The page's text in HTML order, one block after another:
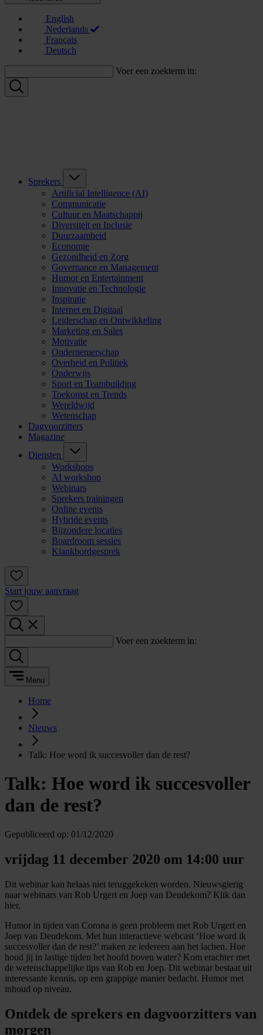
English
Nederlands
Français
Deutsch
Voer een zoekterm in:
Sprekers
Artificial Intelligence (AI)
Communicatie
Cultuur en Maatschappij
Diversiteit en Inclusie
Duurzaamheid
Economie
Gezondheid en Zorg
Governance en Management
Humor en Entertainment
Innovatie en Technologie
Inspiratie
Internet en Digitaal
Leiderschap en Ontwikkeling
Marketing en Sales
Motivatie
Ondernemerschap
Overheid en Politiek
Onderwijs
Sport en Teambuilding
Toekomst en Trends
Wereldwijd
Wetenschap
Dagvoorzitters
Magazine
Diensten
Workshops
AI workshop
Webinars
Sprekers trainingen
Online events
Hybride events
Bijzondere locaties
Boardroom sessies
Klankbordgesprek
Start jouw aanvraag
Voer een zoekterm in:
Menu
Home
Nieuws
Talk: Hoe word ik succesvoller dan de rest?
Talk: Hoe word ik succesvoller
dan de rest?
Gepubliceerd op: 01/12/2020
vrijdag 11 december 2020 om 14:00 uur
Dit webinar kan helaas niet teruggekeken worden. Nieuwsgierig
naar webinars van Rob Urgert en Joep van Deudekom? Klik dan
hier.
Humor in tijden van Corona is geen probleem met Rob Urgert en
Joep van Deudekom. Met hun interactieve webcast ‘Hoe word ik
succesvoller dan de rest?’ maken ze iedereen aan het lachen. Hoe
houd jij in lastige tijden het hoofd boven water? Kom erachter met
de wetenschappelijke tips van Rob en Joep. Dit webinar bestaat uit
interessante kennis, op een grappige manier bedacht. Humor met
inhoud op niveau.
Ontdek de sprekers en dagvoorzitters van
morgen